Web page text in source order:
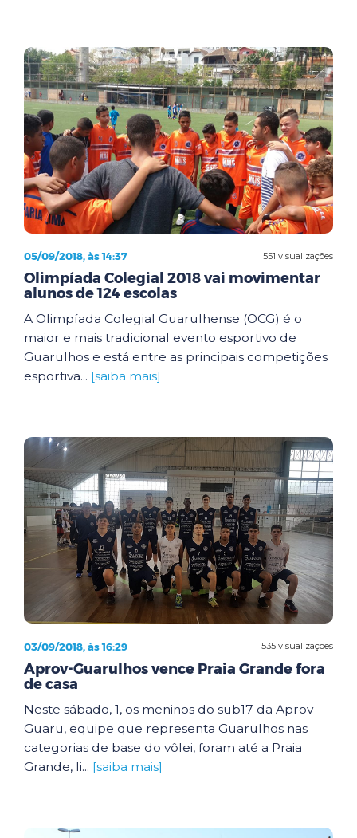
551 visualizações
05/09/2018, às 14:37
Olimpíada Colegial 2018 vai movimentar
alunos de 124 escolas
A Olimpíada Colegial Guarulhense (OCG) é o
maior e mais tradicional evento esportivo de
Guarulhos e está entre as principais competições
esportiva... [saiba mais]
535 visualizações
03/09/2018, às 16:29
Aprov-Guarulhos vence Praia Grande fora
de casa
Neste sábado, 1, os meninos do sub17 da Aprov-
Guaru, equipe que representa Guarulhos nas
categorias de base do vôlei, foram até a Praia
Grande, li... [saiba mais]